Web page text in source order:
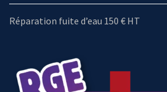
Réparation fuite d’eau 150 € HT